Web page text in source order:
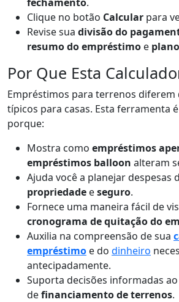
Clique no botão Calcular para
Revise sua divisão do
resumo do empréstimo e
Por Que Esta
Empréstimos para terrenos diferem
típicos para casas. Esta ferramenta
porque:
Mostra como empréstimos
empréstimos balloon alteram
Ajuda você a planejar despesas
propriedade eseguro.
Fornece uma maneira fácil de
cronograma de quitação do
Auxilia na compreensão de sua
empréstimo e do dinheiro
antecipadamente.
Suporta decisões informadas
definanciamento de terrenos.